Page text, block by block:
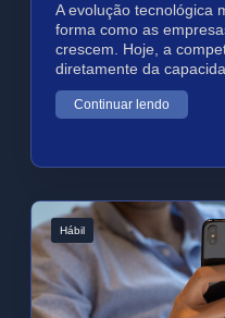
A evolução tecnológica
forma como as
crescem. Hoje, a
diretamente da
Continuar lendo
Hábil